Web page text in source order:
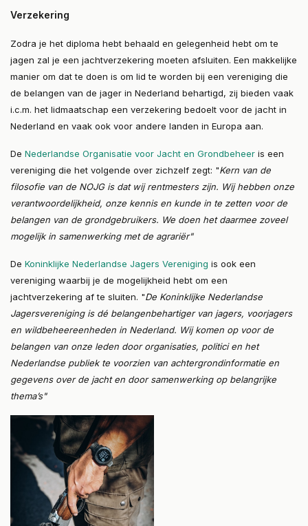
Verzekering
Zodra je het diploma hebt behaald en gelegenheid hebt om te
jagen zal je een jachtverzekering moeten afsluiten. Een makkelijke
manier om dat te doen is om lid te worden bij een vereniging die
de belangen van de jager in Nederland behartigd, zij bieden vaak
i.c.m. het lidmaatschap een verzekering bedoelt voor de jacht in
Nederland en vaak ook voor andere landen in Europa aan.
De Nederlandse Organisatie voor Jacht en Grondbeheer is een
vereniging die het volgende over zichzelf zegt: "Kern van de
filosofie van de NOJG is dat wij rentmesters zijn. Wij hebben onze
verantwoordelijkheid, onze kennis en kunde in te zetten voor de
belangen van de grondgebruikers. We doen het daarmee zoveel
mogelijk in samenwerking met de agrariër"
De Koninklijke Nederlandse Jagers Vereniging is ook een
vereniging waarbij je de mogelijkheid hebt om een
jachtverzekering af te sluiten. "De Koninklijke Nederlandse
Jagersvereniging is dé belangenbehartiger van jagers, voorjagers
en wildbeheereenheden in Nederland. Wij komen op voor de
belangen van onze leden door organisaties, politici en het
Nederlandse publiek te voorzien van achtergrondinformatie en
gegevens over de jacht en door samenwerking op belangrijke
thema’s"